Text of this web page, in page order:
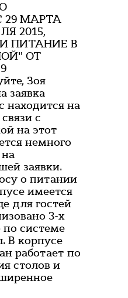
МАРТА
2015,
ПИТАНИЕ В
ОТ
Зоя
заявка
находится на
с
на этот
немного
заявки.
о питании
имеется
для гостей
3-х
по системе
В корпусе
работает по
столов и